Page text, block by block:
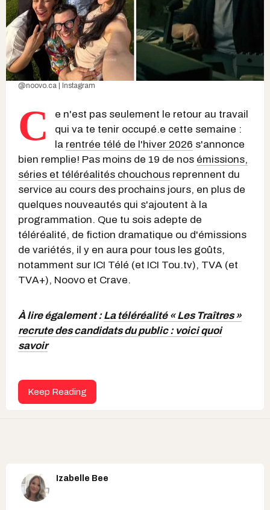
@noovo.ca | Instagram
C
e n'est pas seulement le retour au travail
qui va te tenir occupé.e cette semaine :
la rentrée télé de l'hiver 2026 s'annonce
bien remplie! Pas moins de 19 de nos émissions,
séries et téléréalités chouchous reprennent du
service au cours des prochains jours, en plus de
quelques nouveautés qui s'ajoutent à la
programmation. Que tu sois adepte de
téléréalité, de fiction dramatique ou d'émissions
de variétés, il y en aura pour tous les goûts,
notamment sur ICI Télé (et ICI Tou.tv), TVA (et
TVA+), Noovo et Crave.
À lire également :La téléréalité « Les Traîtres »
recrute des candidats du public : voici quoi
savoir
Keep Reading
Izabelle Bee